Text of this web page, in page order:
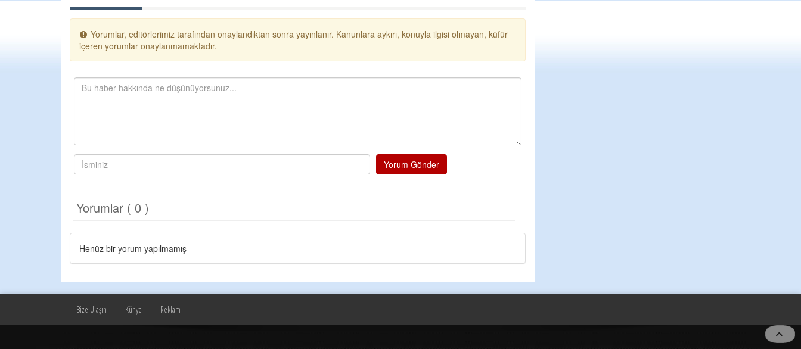
Yorumlar, editörlerimiz tarafından onaylandıktan sonra yayınlanır. Kanunlara aykırı, konuyla ilgisi olmayan, küfür
içeren yorumlar onaylanmamaktadır.
Yorum Gönder
Yorumlar ( 0 )
Henüz bir yorum yapılmamış
Bize Ulaşın Künye Reklam